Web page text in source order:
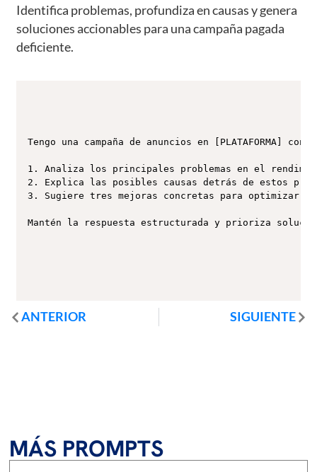
Identifica problemas, profundiza en causas y genera
soluciones accionables para una campaña pagada
deficiente.
Tengo una campaña de anuncios en [PLATAFORMA]
1. Analiza los principales problemas en el
2. Explica las posibles causas detrás de estos
3. Sugiere tres mejoras concretas para optimizar
Mantén la respuesta estructurada y prioriza
ANTERIOR SIGUIENTE
MÁS PROMPTS